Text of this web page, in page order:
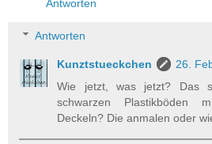
Antworten
Antworten
Kunztstueckchen
26.
Wie jetzt, was jetzt? Das
schwarzen Plastikböden
Deckeln? Die anmalen oder